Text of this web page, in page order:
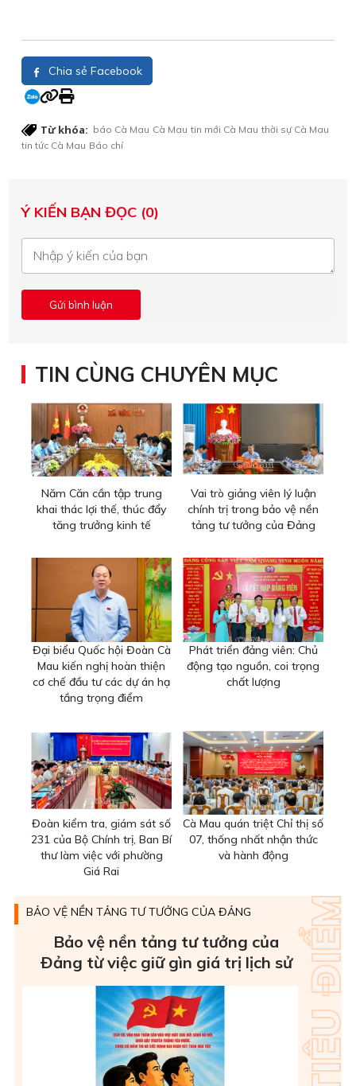
Chia sẻ Facebook
Từ khóa: báo Cà Mau Cà Mau tin mới Cà Mau thời sự Cà Mau
tin tức Cà Mau Báo chí
Ý KIẾN BẠN ĐỌC (0)
TIN CÙNG CHUYÊN MỤC
Năm Căn cần tập trung
khai thác lợi thế, thúc đẩy
tăng trưởng kinh tế
Vai trò giảng viên lý luận
chính trị trong bảo vệ nền
tảng tư tưởng của Đảng
Đại biểu Quốc hội Đoàn Cà
Mau kiến nghị hoàn thiện
cơ chế đầu tư các dự án hạ
tầng trọng điểm
Phát triển đảng viên: Chủ
động tạo nguồn, coi trọng
chất lượng
Đoàn kiểm tra, giám sát số
231 của Bộ Chính trị, Ban Bí
thư làm việc với phường
Giá Rai
Cà Mau quán triệt Chỉ thị số
07, thống nhất nhận thức
và hành động
BẢO VỆ NỀN TẢNG TƯ TƯỞNG CỦA ĐẢNG
Bảo vệ nền tảng tư tưởng của
Ðảng từ việc giữ gìn giá trị lịch sử